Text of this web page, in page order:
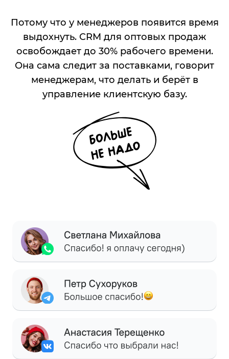
Потому что у менеджеров появится время
выдохнуть. CRM для оптовых продаж
освобождает до 30% рабочего времени.
Она сама следит за поставками, говорит
менеджерам, что делать и берёт в
управление клиентскую базу.